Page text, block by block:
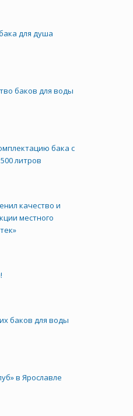
для душа
баков для воды
бака с
литров
качество и
местного
баков для воды
в Ярославле